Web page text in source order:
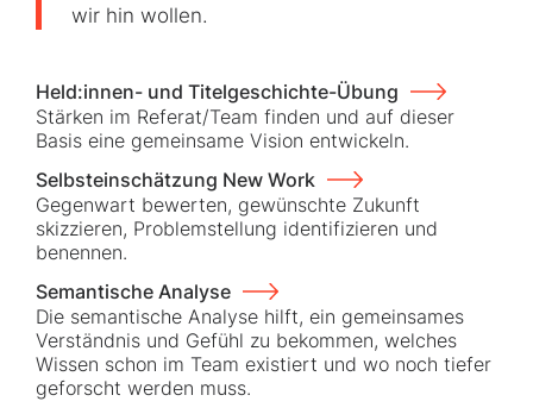
wir hin wollen.
Held:innen- und Titelgeschichte-Übung
Stärken im Referat/Team finden und auf dieser
Basis eine gemeinsame Vision entwickeln.
Selbsteinschätzung New Work
Gegenwart bewerten, gewünschte Zukunft
skizzieren, Problemstellung identifizieren und
benennen.
Semantische Analyse
Die semantische Analyse hilft, ein gemeinsames
Verständnis und Gefühl zu bekommen, welches
Wissen schon im Team existiert und wo noch tiefer
geforscht werden muss.